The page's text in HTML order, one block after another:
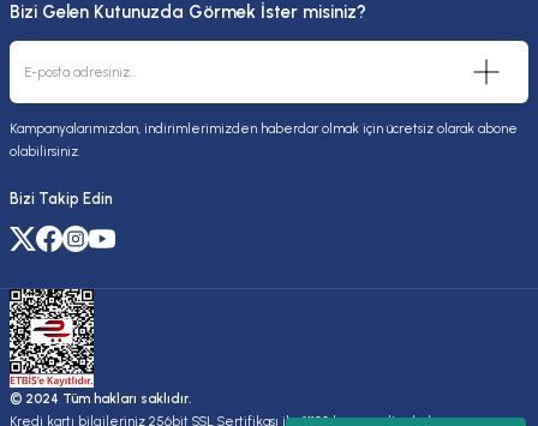
Bizi Gelen Kutunuzda Görmek İster misiniz?
Kampanyalarımızdan, indirimlerimizden haberdar olmak için ücretsiz olarak abone
olabilirsiniz.
Bizi Takip Edin
© 2024 Tüm hakları saklıdır.
Kredi kartı bilgileriniz 256bit SSL Sertifikası ile %100 koruma altındadır.